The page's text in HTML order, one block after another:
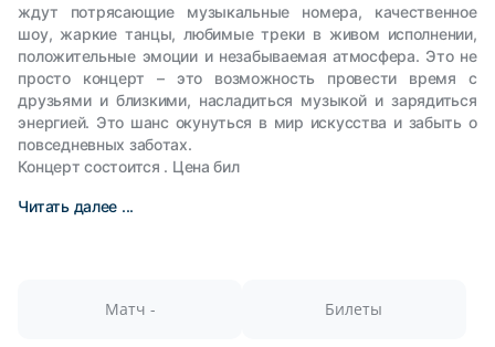
ждут потрясающие музыкальные номера, качественное
шоу, жаркие танцы, любимые треки в живом исполнении,
положительные эмоции и незабываемая атмосфера. Это не
просто концерт – это возможность провести время с
друзьями и близкими, насладиться музыкой и зарядиться
энергией. Это шанс окунуться в мир искусства и забыть о
повседневных заботах.
Концерт состоится . Цена бил
Читать далее ...
Матч - Билеты